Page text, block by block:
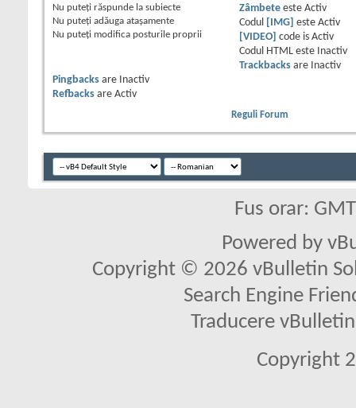
Nu puteţi răspunde la subiecte
Nu puteţi adăuga ataşamente
Nu puteţi modifica posturile proprii
Zâmbeteeste Activ
Codul
[IMG] este Activ
[VIDEO] code is Activ
Codul HTML este
Inactiv
Trackbacksare
Inactiv
Pingbacks are
Inactiv
Refbacks are Activ
Reguli Forum
Fus orar:
Powered by
Copyright © 2026 vBulletin
Search Engine
Traducere
Copyright